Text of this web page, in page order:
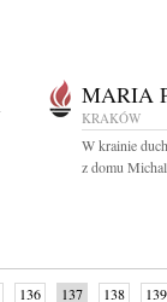
MARIA
KRAKÓW
W krainie
z domu
136 137 138 139